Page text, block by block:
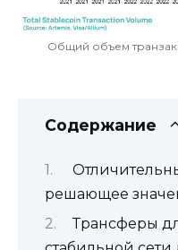
Общий объем
Содержание
решающее
Трансферы